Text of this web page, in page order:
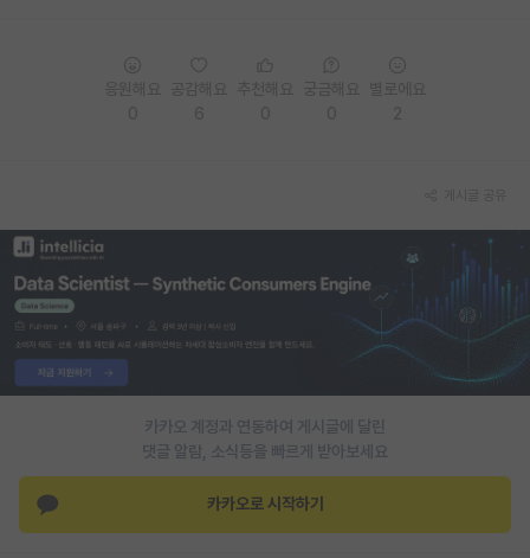
인문사회 계열 게시판
특수/전문대학원 게시판
반도체/AI 게시판
장학금/장학생 게시판
학술 정보 게시판
홍보 게시판
커리어
카카오 계정과 연동하여 게시글에 달린
댓글 알람, 소식등을 빠르게 받아보세요
카카오로 시작하기